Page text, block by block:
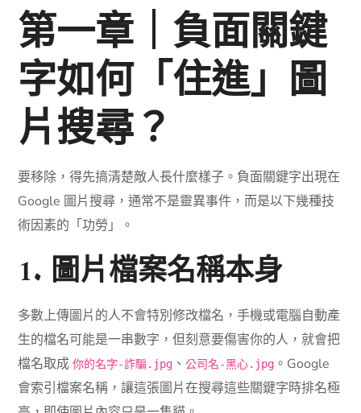
第一章｜負面關鍵
字如何「住進」圖
片搜尋？
要移除，得先搞清楚敵人長什麼樣子。負面關鍵字出現在
Google 圖片搜尋，通常不是靈異事件，而是以下幾種技
術因素的「功勞」。
1. 圖片檔案名稱本身
多數上傳圖片的人不會特別修改檔名，手機或電腦自動產
生的檔名可能是一串數字，但刻意要傷害你的人，就會把
檔名取成你的名字-詐騙.jpg 、公司名-黑心.jpg 。Google
會索引檔案名稱，讓這張圖片在搜尋這些關鍵字時排名極